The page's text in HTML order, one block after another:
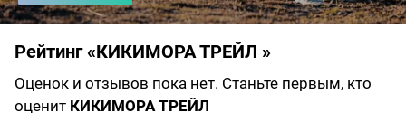
Рейтинг «КИКИМОРА ТРЕЙЛ »
Оценок и отзывов пока нет. Станьте первым, кто
оценит КИКИМОРА ТРЕЙЛ